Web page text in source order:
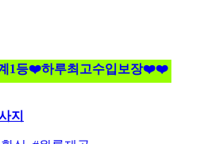
1등❤️하루최고수입보장❤️❤️
지